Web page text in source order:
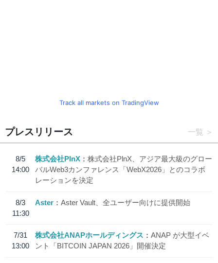
Track all markets on TradingView
プレスリリース 一覧
8/5
14:00
株式会社PlnX
株式会社PlnX、アジア最大級のグロー
バルWeb3カンファレンス「WebX2026」とのコラボ
レーションを決定
8/3
11:30
Aster Aster Vault、全ユーザー向けに提供開始
7/31
13:00
株式会社ANAPホールディングス
ANAP が大型イベ
ント「BITCOIN JAPAN 2026」開催決定